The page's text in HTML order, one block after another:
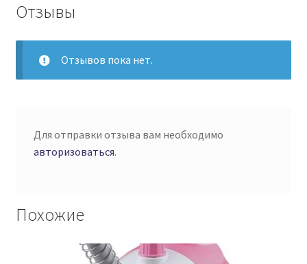
Отзывы
Отзывов пока нет.
Для отправки отзыва вам необходимо
авторизоваться.
Похожие